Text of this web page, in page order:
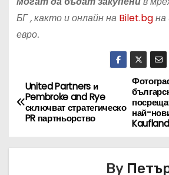
БГ , както и онлайн на Bilet.bgна
евро.
Н
а
най-
United Partners и
Pembroke and Rye
сключват стратегическо
PR партньорство
By